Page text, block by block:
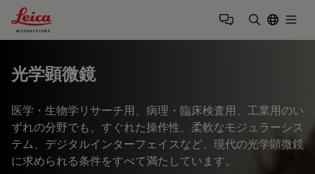
Leica Microsystems Logo
光学顕微鏡
医学・生物学リサーチ用、病理・臨床検査用、工業用のい
ずれの分野でも、すぐれた操作性、柔軟なモジュラーシス
テム、デジタルインターフェイスなど、現代の光学顕微鏡
に求められる条件をすべて満たしています。